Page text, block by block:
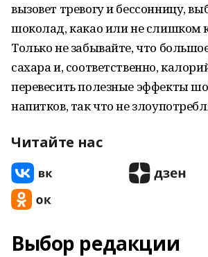
вызовет тревогу и бессонницу,
шоколад, какао или не слишком
Только не забывайте, что
сахара и, соответственно,
перевесить полезные эффекты
напитков, так что не
Читайте нас
Выбор редакции